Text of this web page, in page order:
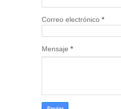
Correo electrónico *
Mensaje *